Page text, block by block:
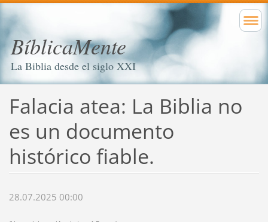
BíblicaMente
La Biblia desde el siglo XXI
Falacia atea: La Biblia no
es un documento
histórico fiable.
28.07.2025 00:00